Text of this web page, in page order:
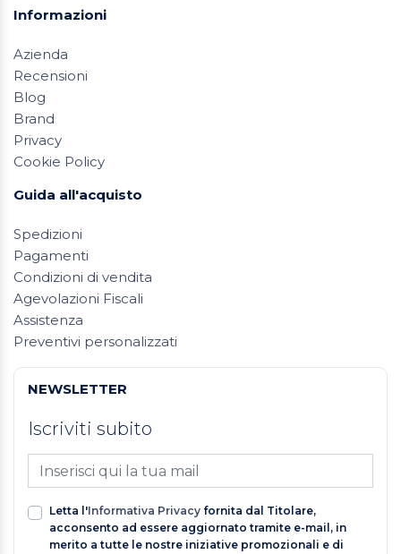
Informazioni
Azienda
Recensioni
Blog
Brand
Privacy
Cookie Policy
Guida all'acquisto
Spedizioni
Pagamenti
Condizioni di vendita
Agevolazioni Fiscali
Assistenza
Preventivi personalizzati
NEWSLETTER
Iscriviti subito
Letta l'Informativa Privacy fornita dal Titolare,
acconsento ad essere aggiornato tramite e-mail, in
merito a tutte le nostre iniziative promozionali e di